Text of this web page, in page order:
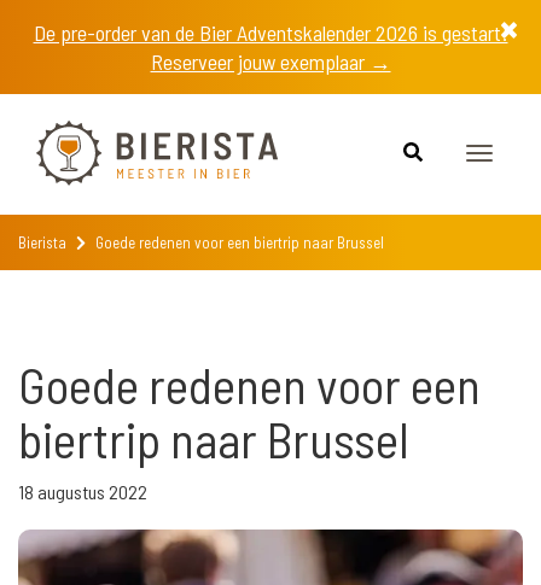
De pre-order van de Bier Adventskalender 2026 is gestart!
Reserveer jouw exemplaar →
Toggle
Bierista Goede redenen voor een biertrip naar Brussel
Goede redenen voor een
biertrip naar Brussel
18 augustus 2022